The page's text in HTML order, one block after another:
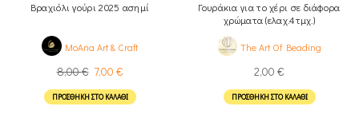
Βραχιόλι γούρι 2025 ασημί
MoAna Art & Craft
8,00€ 7,00 €
ΠΡΟΣΘΉΚΗ ΣΤΟ ΚΑΛΆΘΙ
Γουράκια για το χέρι σε διάφορα
χρώματα (ελαχ.4τμχ.)
The Art Of Beading
2,00 €
ΠΡΟΣΘΉΚΗ ΣΤΟ ΚΑΛΆΘΙ